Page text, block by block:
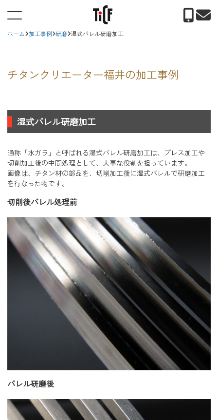
ホーム 加工事例 研磨 湿式バレル研磨加工
チタンクリエーター福井の加工事例
湿式バレル研磨加工
通称「水ガラ」と呼ばれる湿式バレル研磨加工は、プレス加工や
切削加工後の中間処理として、大事な役割を担っています。
画像は、チタン材の部品を、切削加工後に湿式バレルで研磨加工
を行なった物です。
切削後バレル処理前
バレル研磨後